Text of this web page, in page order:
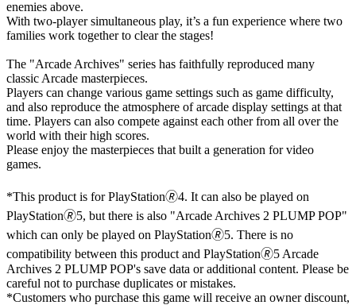
enemies above.
With two-player simultaneous play, it’s a fun experience where two
families work together to clear the stages!
The "Arcade Archives" series has faithfully reproduced many
classic Arcade masterpieces.
Players can change various game settings such as game difficulty,
and also reproduce the atmosphere of arcade display settings at that
time. Players can also compete against each other from all over the
world with their high scores.
Please enjoy the masterpieces that built a generation for video
games.
*This product is for PlayStation🄬4. It can also be played on
PlayStation🄬5, but there is also "Arcade Archives 2 PLUMP POP"
which can only be played on PlayStation🄬5. There is no
compatibility between this product and PlayStation🄬5 Arcade
Archives 2 PLUMP POP's save data or additional content. Please be
careful not to purchase duplicates or mistakes.
*Customers who purchase this game will receive an owner discount,